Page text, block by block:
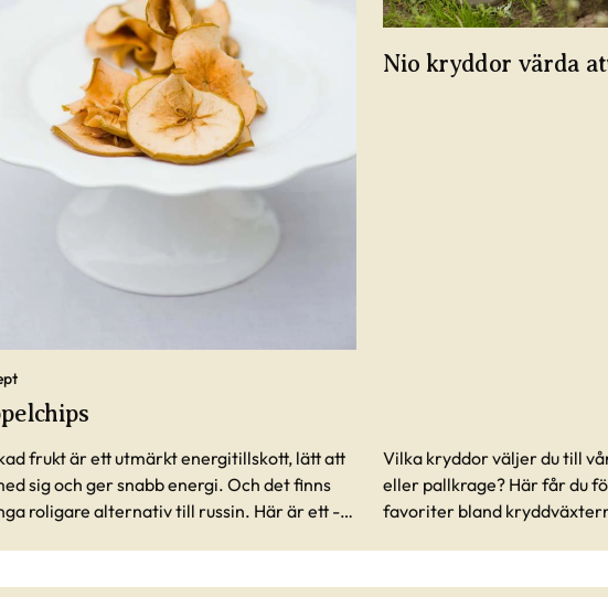
frukt är ett utmärkt energitillskott, lätt att
sig och ger snabb energi. Och det finns
roligare alternativ till russin. Här är ett -
Nio kryddor värda
Vilka kryddor väljer du till
eller pallkrage? Här får du
favoriter bland